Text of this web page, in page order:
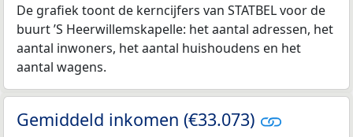
De grafiek toont de kerncijfers van STATBEL voor de
buurt ’S Heerwillemskapelle: het aantal adressen, het
aantal inwoners, het aantal huishoudens en het
aantal wagens.
Gemiddeld inkomen (€33.073)